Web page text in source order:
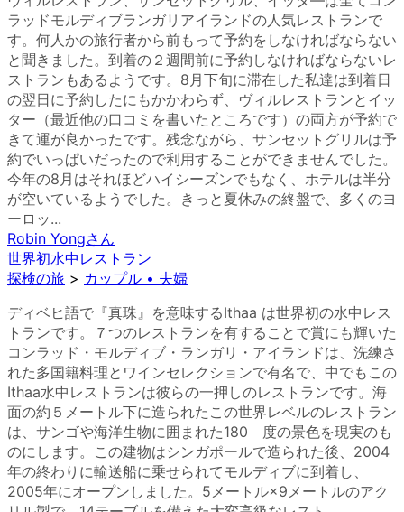
ラッドモルディブランガリアイランドの人気レストランで
す。何人かの旅行者から前もって予約をしなければならない
と聞きました。到着の２週間前に予約しなければならないレ
ストランもあるようです。8月下旬に滞在した私達は到着日
の翌日に予約したにもかかわらず、ヴィルレストランとイッ
ター（最近他の口コミを書いたところです）の両方が予約で
きて運が良かったです。残念ながら、サンセットグリルは予
約でいっぱいだったので利用することができませんでした。
今年の8月はそれほどハイシーズンでもなく、ホテルは半分
が空いているようでした。きっと夏休みの終盤で、多くのヨ
ーロッ...
Robin Yongさん
世界初水中レストラン
探検の旅 > カップル • 夫婦
ディベヒ語で『真珠』を意味するIthaa は世界初の水中レス
トランです。７つのレストランを有することで賞にも輝いた
コンラッド・モルディブ・ランガリ・アイランドは、洗練さ
れた多国籍料理とワインセレクションで有名で、中でもこの
Ithaa水中レストランは彼らの一押しのレストランです。海
面の約５メートル下に造られたこの世界レベルのレストラン
は、サンゴや海洋生物に囲まれた180 度の景色を現実のも
のにします。この建物はシンガポールで造られた後、2004
年の終わりに輸送船に乗せられてモルディブに到着し、
2005年にオープンしました。5メートル×9メートルのアク